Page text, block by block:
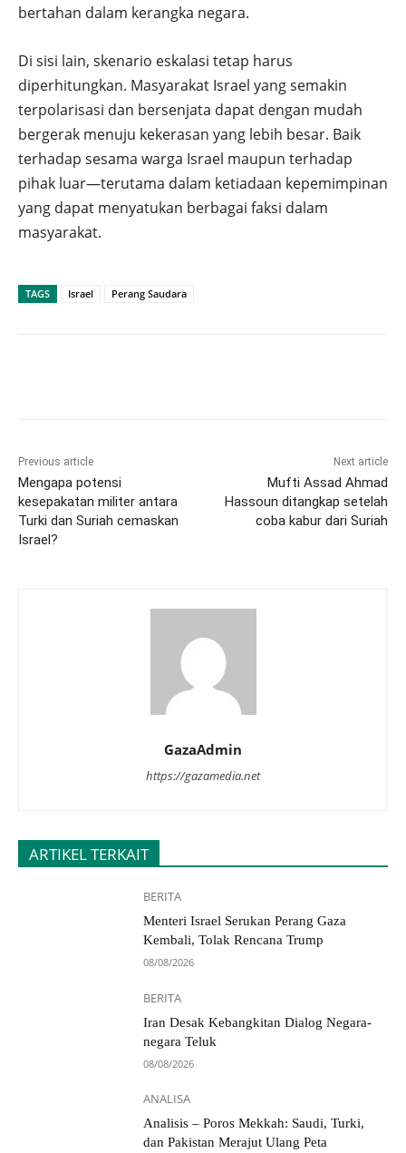
bertahan dalam kerangka negara.
Di sisi lain, skenario eskalasi tetap harus
diperhitungkan. Masyarakat Israel yang semakin
terpolarisasi dan bersenjata dapat dengan mudah
bergerak menuju kekerasan yang lebih besar. Baik
terhadap sesama warga Israel maupun terhadap
pihak luar—terutama dalam ketiadaan kepemimpinan
yang dapat menyatukan berbagai faksi dalam
masyarakat.
TAGS Israel Perang Saudara
Previous article
Mengapa potensi
kesepakatan militer antara
Turki dan Suriah cemaskan
Israel?
Next article
Mufti Assad Ahmad
Hassoun ditangkap setelah
coba kabur dari Suriah
GazaAdmin
https://gazamedia.net
ARTIKEL TERKAIT
BERITA
Menteri Israel Serukan Perang Gaza
Kembali, Tolak Rencana Trump
08/08/2026
BERITA
Iran Desak Kebangkitan Dialog Negara-
negara Teluk
08/08/2026
ANALISA
Analisis – Poros Mekkah: Saudi, Turki,
dan Pakistan Merajut Ulang Peta